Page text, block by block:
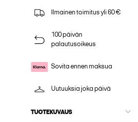
Ilmainen toimitus yli 60 €
100 päivän
palautusoikeus
Sovita ennen maksua
Uutuuksia joka päivä
TUOTEKUVAUS